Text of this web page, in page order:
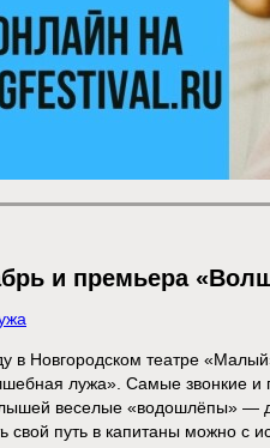
и премьера
в Новгородском театре
лужа». Самые звонкие и
веселые «водошлёпы» —
свой путь в капитаны можно с